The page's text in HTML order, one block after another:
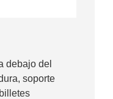
debajo del
soporte